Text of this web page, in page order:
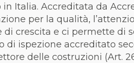
Italia. Accreditata da
per la qualità,
crescita e ci permette di
ispezione accreditato
delle costruzioni (Art.